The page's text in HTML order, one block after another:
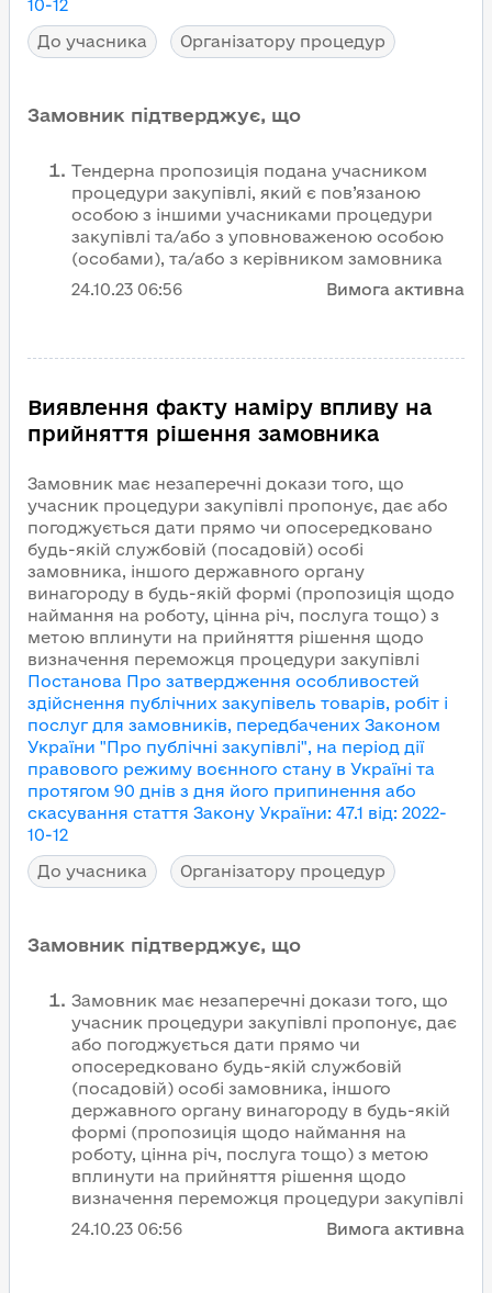
10-12
До учасника
Організатору процедур
Замовник підтверджує, що
Тендерна пропозиція подана учасником
процедури закупівлі, який є пов’язаною
особою з іншими учасниками процедури
закупівлі та/або з уповноваженою особою
(особами), та/або з керівником замовника
24.10.23 06:56 Вимога активна
Виявлення факту наміру впливу на
прийняття рішення замовника
Замовник має незаперечні докази того, що
учасник процедури закупівлі пропонує, дає або
погоджується дати прямо чи опосередковано
будь-якій службовій (посадовій) особі
замовника, іншого державного органу
винагороду в будь-якій формі (пропозиція щодо
наймання на роботу, цінна річ, послуга тощо) з
метою вплинути на прийняття рішення щодо
визначення переможця процедури закупівлі
Постанова Про затвердження особливостей
здійснення публічних закупівель товарів, робіт і
послуг для замовників, передбачених Законом
України "Про публічні закупівлі", на період дії
правового режиму воєнного стану в Україні та
протягом 90 днів з дня його припинення або
скасування стаття Закону України: 47.1 від: 2022-
10-12
До учасника
Організатору процедур
Замовник підтверджує, що
Замовник має незаперечні докази того, що
учасник процедури закупівлі пропонує, дає
або погоджується дати прямо чи
опосередковано будь-якій службовій
(посадовій) особі замовника, іншого
державного органу винагороду в будь-якій
формі (пропозиція щодо наймання на
роботу, цінна річ, послуга тощо) з метою
вплинути на прийняття рішення щодо
визначення переможця процедури закупівлі
24.10.23 06:56 Вимога активна